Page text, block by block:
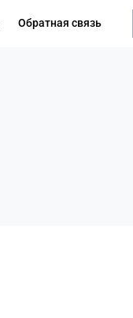
Обратная связь